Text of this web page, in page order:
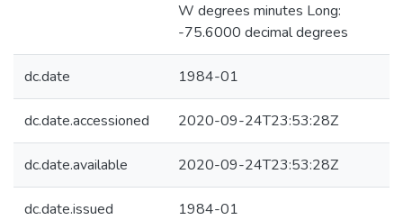
W degrees minutes Long:
-75.6000 decimal degrees
dc.date 1984-01
dc.date.accessioned 2020-09-24T23:53:28Z
dc.date.available 2020-09-24T23:53:28Z
dc.date.issued 1984-01